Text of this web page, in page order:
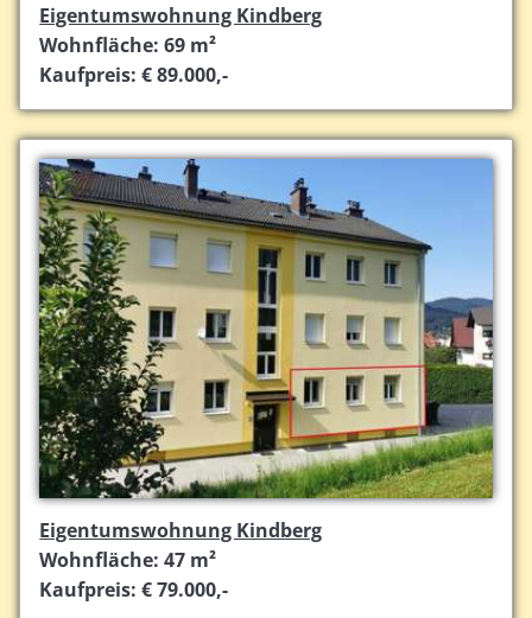
Eigentumswohnung Kindberg
Wohnfläche: 69 m²
Kaufpreis: € 89.000,-
Eigentumswohnung Kindberg
Wohnfläche: 47 m²
Kaufpreis: € 79.000,-